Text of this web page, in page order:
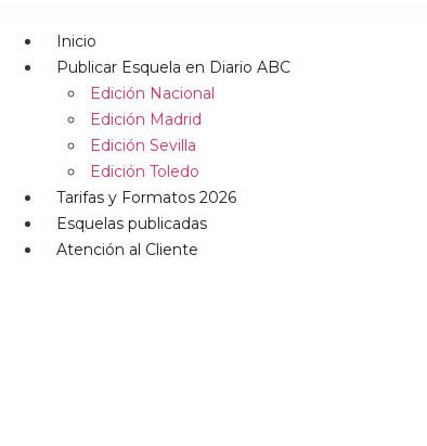
Inicio
Publicar Esquela en Diario ABC
Edición Nacional
Edición Madrid
Edición Sevilla
Edición Toledo
Tarifas y Formatos 2026
Esquelas publicadas
Atención al Cliente